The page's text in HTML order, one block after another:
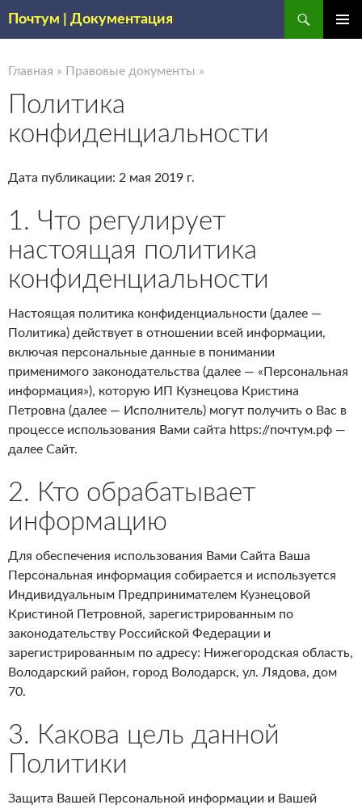
Почтум | Документация
СОДЕРЖИМОМУ
Главная » Правовые документы »
Политика
конфиденциальности
Дата публикации: 2 мая 2019 г.
1. Что регулирует
настоящая политика
конфиденциальности
Настоящая политика конфиденциальности (далее —
Политика) действует в отношении всей информации,
включая персональные данные в понимании
применимого законодательства (далее — «Персональная
информация»), которую ИП Кузнецова Кристина
Петровна (далее — Исполнитель) могут получить о Вас в
процессе использования Вами сайта https://почтум.рф —
далее Сайт.
2. Кто обрабатывает
информацию
Для обеспечения использования Вами Сайта Ваша
Персональная информация собирается и используется
Индивидуальным Предпринимателем Кузнецовой
Кристиной Петровной, зарегистрированным по
законодательству Российской Федерации и
зарегистрированным по адресу: Нижегородская область,
Володарский район, город Володарск, ул. Лядова, дом
70.
3. Какова цель данной
Политики
Защита Вашей Персональной информации и Вашей